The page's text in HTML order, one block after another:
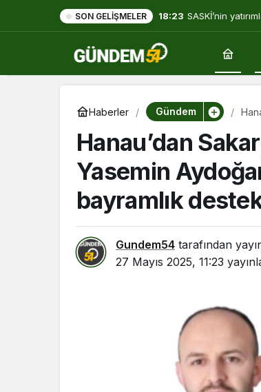
SON GELIŞMELER 18:23 SASKİ’nin
Haberler Gündem
Hanau’dan
Yasemin
bayramlık
Gundem54 tarafından
27 Mayıs 2025, 11:23